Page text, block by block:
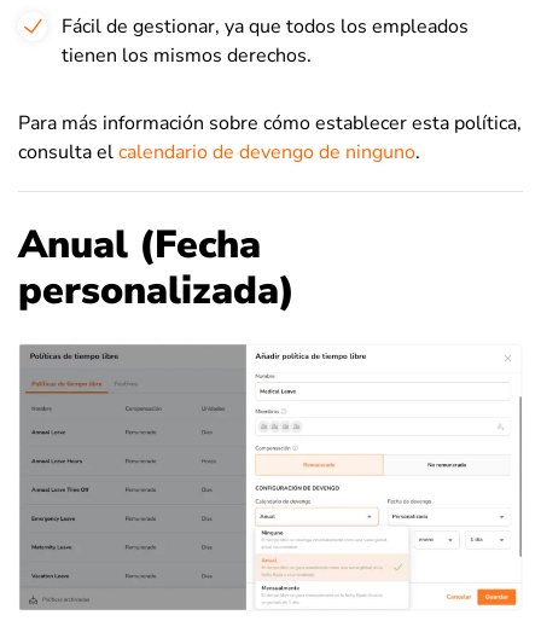
Fácil de gestionar, ya que todos los empleados
tienen los mismos derechos.
Para más información sobre cómo establecer esta política,
consulta elcalendario de devengo de ninguno.
Anual (Fecha
personalizada)